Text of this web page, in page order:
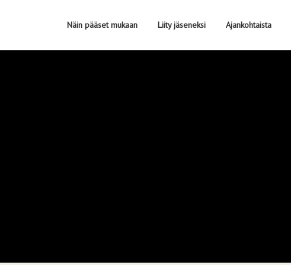
Näin pääset mukaan Liity jäseneksi Ajankohtaista